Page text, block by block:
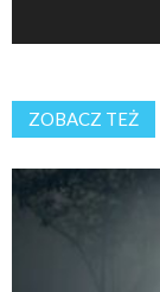
ZOBACZ TEŻ